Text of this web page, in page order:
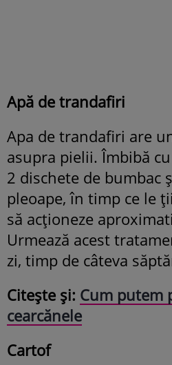
Apă de trandafiri
Apa de trandafiri are
asupra pielii. Îmbibă
2 dischete de bumbac
pleoape, în timp ce le
să acționeze
Urmează acest
zi, timp de câteva
Citește și: Cum putem
cearcănele
Cartof